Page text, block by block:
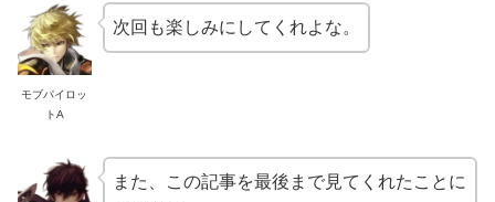
モブパイロッ
トA
次回も楽しみにしてくれよな。
また、この記事を最後まで見てくれたことに